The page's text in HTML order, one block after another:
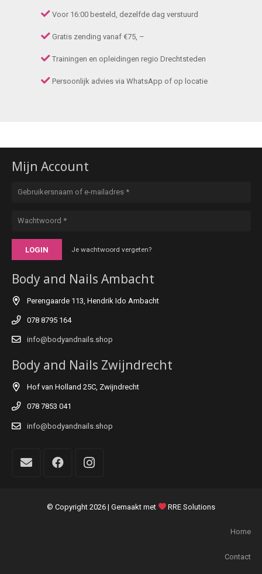
Voor 16:00 besteld, dezelfde dag verstuurd
Gratis zending vanaf €75, –
Trainingen en opleidingen regio Drechtsteden
Persoonlijk advies via WhatsApp of op locatie
Mijn Account
LOGIN Je wachtwoord vergeten?
Body and Nails Ambacht
Perengaarde 113, Hendrik Ido Ambacht
078 8795 164
info@bodyandnails.shop
Body and Nails Zwijndrecht
Hof van Holland 25C, Zwijndrecht
078 7853 041
info@bodyandnails.shop
© Copyright 2026 | Gemaakt met RRE Solutions
Home
Contact